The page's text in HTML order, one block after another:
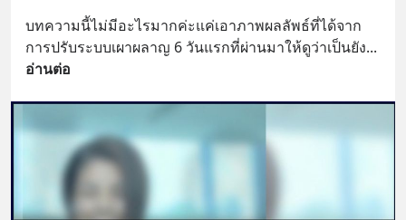
บทความนี้ไม่มีอะไรมากค่ะแค่เอาภาพผลลัพธ์ที่ได้จาก
การปรับระบบเผาผลาญ 6 วันแรกที่ผ่านมาให้ดูว่าเป็นยัง
อ่านต่อ